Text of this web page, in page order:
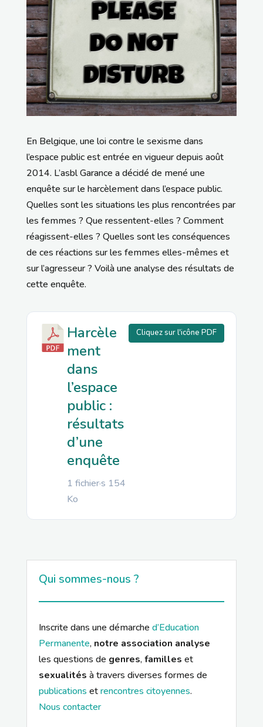
En Belgique, une loi contre le sexisme dans
l’espace public est entrée en vigueur depuis août
2014. L’asbl Garance a décidé de mené une
enquête sur le harcèlement dans l’espace public.
Quelles sont les situations les plus rencontrées par
les femmes ? Que ressentent-elles ? Comment
réagissent-elles ? Quelles sont les conséquences
de ces réactions sur les femmes elles-mêmes et
sur l’agresseur ? Voilà une analyse des résultats de
cette enquête.
Harcèle
ment
dans
l’espace
public :
résultats
d’une
enquête
1 fichier·s 154
Ko
Cliquez sur l'icône PDF
Qui sommes-nous ?
Inscrite dans une démarche d’Education
Permanente, notre association analyse
les questions de genres,familles et
sexualités à travers diverses formes de
publications etrencontres citoyennes.
Nous contacter